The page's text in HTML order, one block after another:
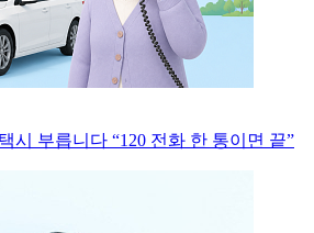
시 부릅니다 “120 전화 한 통이면 끝”